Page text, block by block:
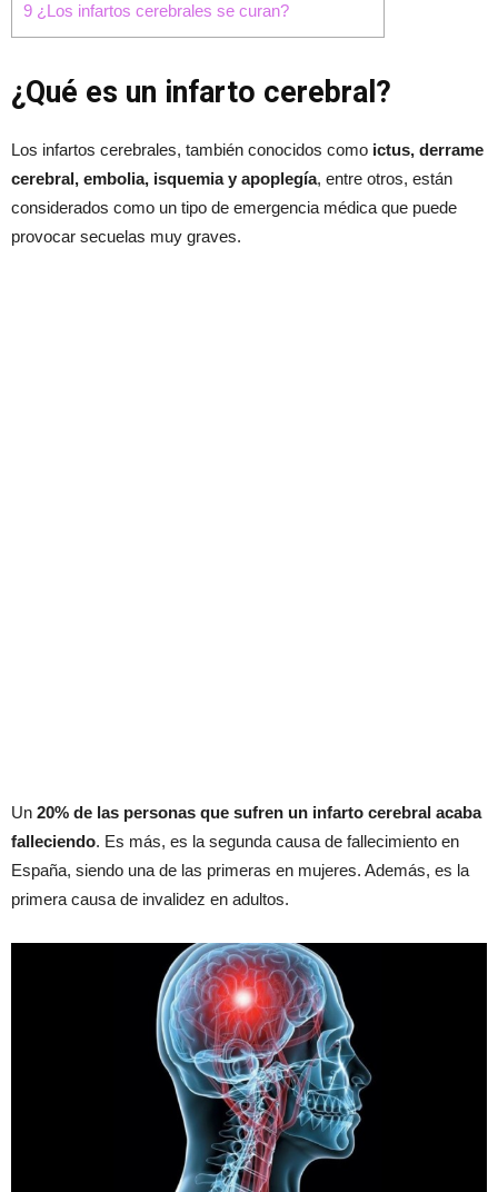
9 ¿Los infartos cerebrales se curan?
¿Qué es un infarto cerebral?
Los infartos cerebrales, también conocidos como ictus, derrame
cerebral, embolia, isquemia y apoplegía, entre otros, están
considerados como un tipo de emergencia médica que puede
provocar secuelas muy graves.
Un 20% de las personas que sufren un infarto cerebral acaba
falleciendo. Es más, es la segunda causa de fallecimiento en
España, siendo una de las primeras en mujeres. Además, es la
primera causa de invalidez en adultos.